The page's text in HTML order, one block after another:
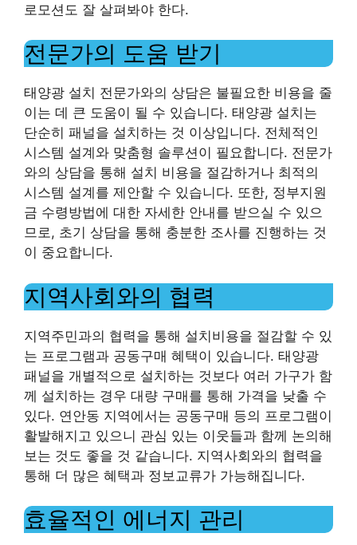
로모션도 잘 살펴봐야 한다.
전문가의 도움 받기
태양광 설치 전문가와의 상담은 불필요한 비용을 줄
이는 데 큰 도움이 될 수 있습니다. 태양광 설치는
단순히 패널을 설치하는 것 이상입니다. 전체적인
시스템 설계와 맞춤형 솔루션이 필요합니다. 전문가
와의 상담을 통해 설치 비용을 절감하거나 최적의
시스템 설계를 제안할 수 있습니다. 또한, 정부지원
금 수령방법에 대한 자세한 안내를 받으실 수 있으
므로, 초기 상담을 통해 충분한 조사를 진행하는 것
이 중요합니다.
지역사회와의 협력
지역주민과의 협력을 통해 설치비용을 절감할 수 있
는 프로그램과 공동구매 혜택이 있습니다. 태양광
패널을 개별적으로 설치하는 것보다 여러 가구가 함
께 설치하는 경우 대량 구매를 통해 가격을 낮출 수
있다. 연안동 지역에서는 공동구매 등의 프로그램이
활발해지고 있으니 관심 있는 이웃들과 함께 논의해
보는 것도 좋을 것 같습니다. 지역사회와의 협력을
통해 더 많은 혜택과 정보교류가 가능해집니다.
효율적인 에너지 관리